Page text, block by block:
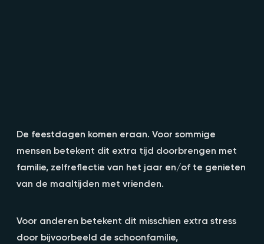
De feestdagen komen eraan. Voor sommige
mensen betekent dit extra tijd doorbrengen met
familie, zelfreflectie van het jaar en/of te genieten
van de maaltijden met vrienden.
Voor anderen betekent dit misschien extra stress
door bijvoorbeeld de schoonfamilie,